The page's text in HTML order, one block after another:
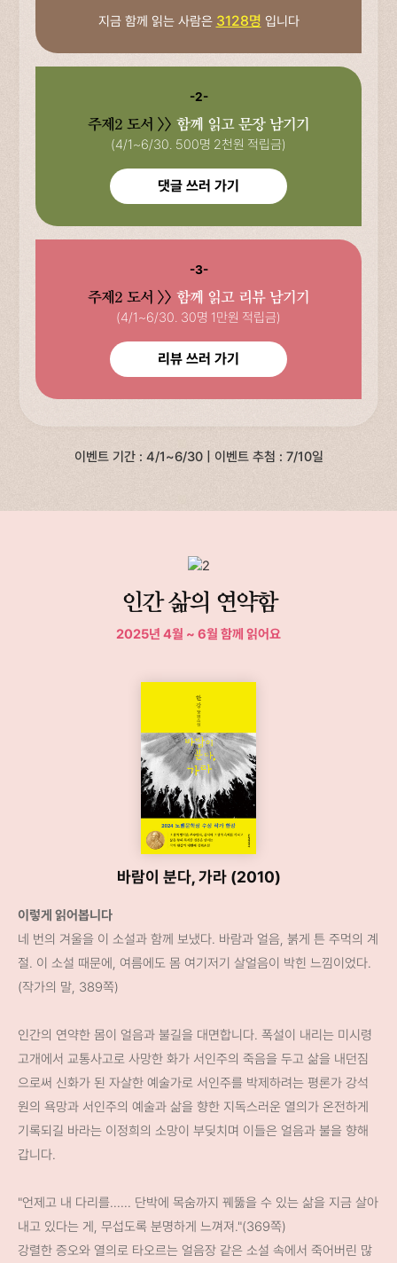
지금 함께 읽는 사람은 3128명 입니다
-2-
주제2 도서 >> 함께 읽고 문장 남기기
(4/1~6/30. 500명 2천원 적립금)
댓글 쓰러 가기
-3-
주제2 도서 >> 함께 읽고 리뷰 남기기
(4/1~6/30. 30명 1만원 적립금)
리뷰 쓰러 가기
이벤트 기간 : 4/1~6/30 | 이벤트 추첨 : 7/10일
인간 삶의 연약함
2025년 4월 ~ 6월 함께 읽어요
바람이 분다, 가라 (2010)
이렇게 읽어봅니다
네 번의 겨울을 이 소설과 함께 보냈다. 바람과 얼음, 붉게 튼 주먹의 계
절. 이 소설 때문에, 여름에도 몸 여기저기 살얼음이 박힌 느낌이었다.
(작가의 말, 389쪽)
인간의 연약한 몸이 얼음과 불길을 대면합니다. 폭설이 내리는 미시령
고개에서 교통사고로 사망한 화가 서인주의 죽음을 두고 삶을 내던짐
으로써 신화가 된 자살한 예술가로 서인주를 박제하려는 평론가 강석
원의 욕망과 서인주의 예술과 삶을 향한 지독스러운 열의가 온전하게
기록되길 바라는 이정희의 소망이 부딪치며 이들은 얼음과 불을 향해
갑니다.
"언제고 내 다리를...... 단박에 목숨까지 꿰뚫을 수 있는 삶을 지금 살아
내고 있다는 게, 무섭도록 분명하게 느껴져."(369쪽)
강렬한 증오와 열의로 타오르는 얼음장 같은 소설 속에서 죽어버린 많